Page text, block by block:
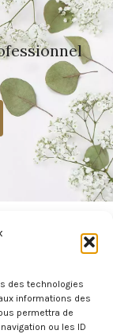
des technologies
informations des
permettra de
ou les ID
vous offre un
soirée de